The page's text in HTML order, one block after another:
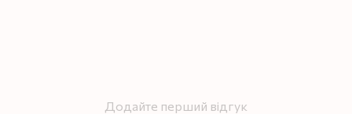
Додайте перший відгук